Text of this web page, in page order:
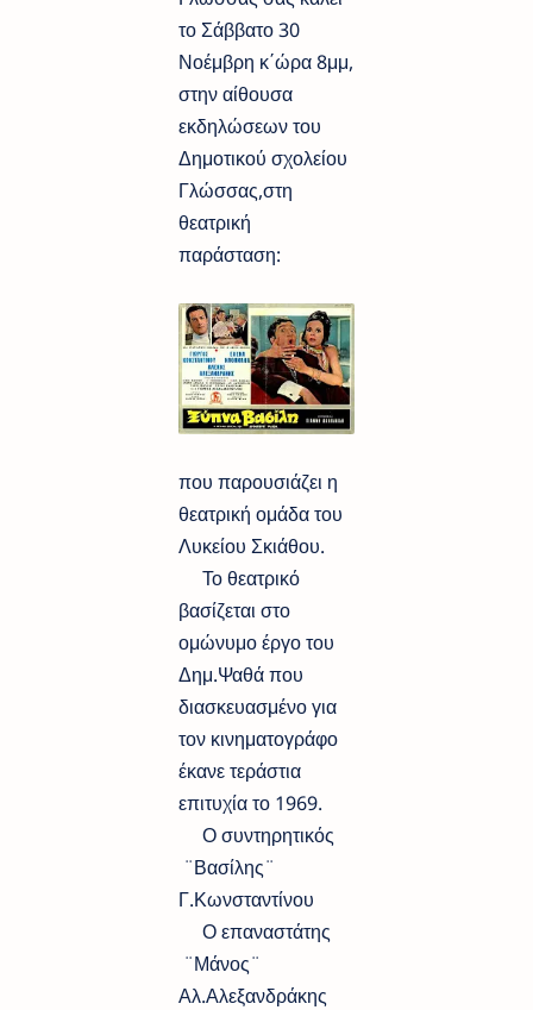
το Σάββατο 30
Νοέμβρη κ΄ώρα 8μμ,
στην αίθουσα
εκδηλώσεων του
Δημοτικού σχολείου
Γλώσσας,στη
θεατρική
παράσταση:
που παρουσιάζει η
θεατρική ομάδα του
Λυκείου Σκιάθου.
Το θεατρικό
βασίζεται στο
ομώνυμο έργο του
Δημ.Ψαθά που
διασκευασμένο για
τον κινηματογράφο
έκανε τεράστια
επιτυχία το 1969.
Ο συντηρητικός
¨Βασίλης¨
Γ.Κωνσταντίνου
Ο επαναστάτης
¨Μάνος¨
Αλ.Αλεξανδράκης